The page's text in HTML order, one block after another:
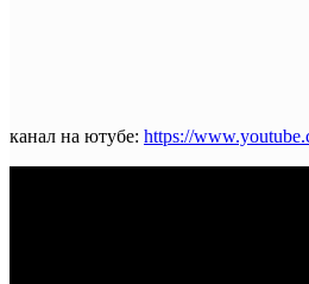
канал на ютубе: https://